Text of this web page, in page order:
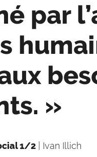
par
»
1/2 | Ivan Illich